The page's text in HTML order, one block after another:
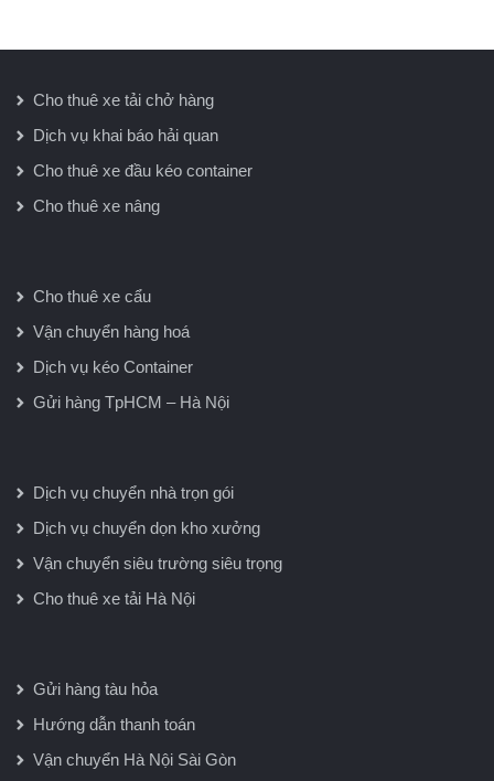
Cho thuê xe tải chở hàng
Dịch vụ khai báo hải quan
Cho thuê xe đầu kéo container
Cho thuê xe nâng
Cho thuê xe cẩu
Vận chuyển hàng hoá
Dịch vụ kéo Container
Gửi hàng TpHCM – Hà Nội
Dịch vụ chuyển nhà trọn gói
Dịch vụ chuyển dọn kho xưởng
Vận chuyển siêu trường siêu trọng
Cho thuê xe tải Hà Nội
Gửi hàng tàu hỏa
Hướng dẫn thanh toán
Vận chuyển Hà Nội Sài Gòn